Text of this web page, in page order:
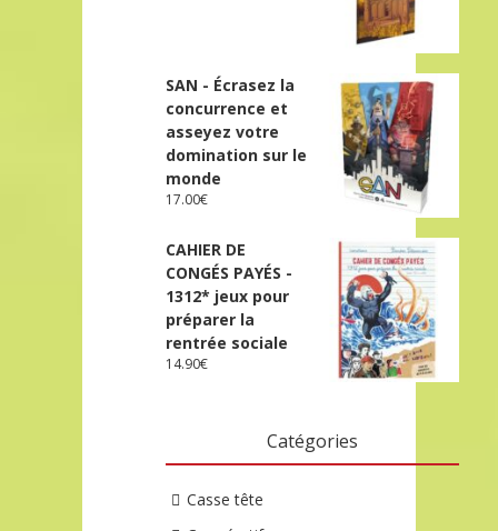
SAN - Écrasez la
concurrence et
asseyez votre
domination sur le
monde
17.00€
CAHIER DE
CONGÉS PAYÉS -
1312* jeux pour
préparer la
rentrée sociale
14.90€
Catégories
Casse tête